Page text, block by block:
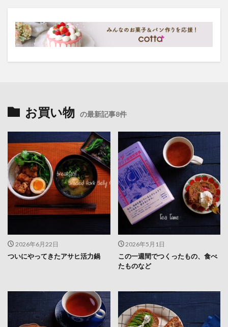
お買い物 の最新記事8件
2026年6月22日
ついにやってきたアサヒ活力鍋
2026年5月1日
この一週間でつくったもの、食べ
たものなど